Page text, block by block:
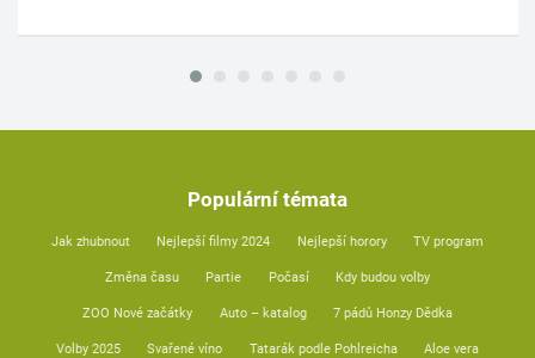
Populární témata
Jak zhubnout Nejlepší filmy 2024 Nejlepší horory TV program
Změna času Partie Počasí Kdy budou volby
ZOO Nové začátky Auto – katalog 7 pádů Honzy Dědka
Volby 2025 Svařené víno Tatarák podle Pohlreicha Aloe vera